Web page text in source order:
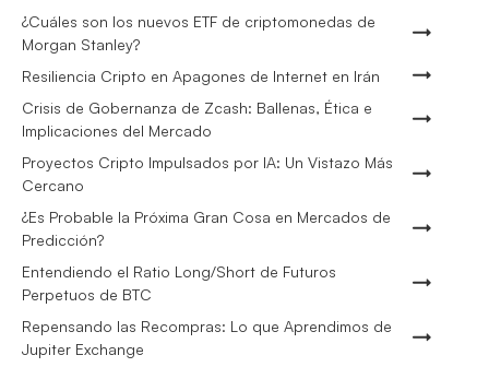
¿Cuáles son los nuevos ETF de criptomonedas de
Morgan Stanley?
Resiliencia Cripto en Apagones de Internet en Irán
Crisis de Gobernanza de Zcash: Ballenas, Ética e
Implicaciones del Mercado
Proyectos Cripto Impulsados por IA: Un Vistazo Más
Cercano
¿Es Probable la Próxima Gran Cosa en Mercados de
Predicción?
Entendiendo el Ratio Long/Short de Futuros
Perpetuos de BTC
Repensando las Recompras: Lo que Aprendimos de
Jupiter Exchange